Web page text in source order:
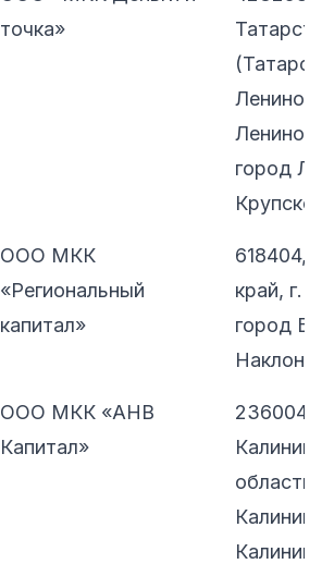
точка»
город
ООО МКК
«Региональный
капитал»
618404,
край, г.
город
ООО МКК «АНВ
Капитал»
236004,
область,